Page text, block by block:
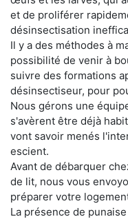
et de proliférer
désinsectisation
Il y a des méthodes à
possibilité de venir à
suivre des formations
désinsectiseur, pour
Nous gérons une
s'avèrent être déjà
vont savoir menés
escient.
Avant de débarquer
de lit, nous vous
préparer votre
La présence de